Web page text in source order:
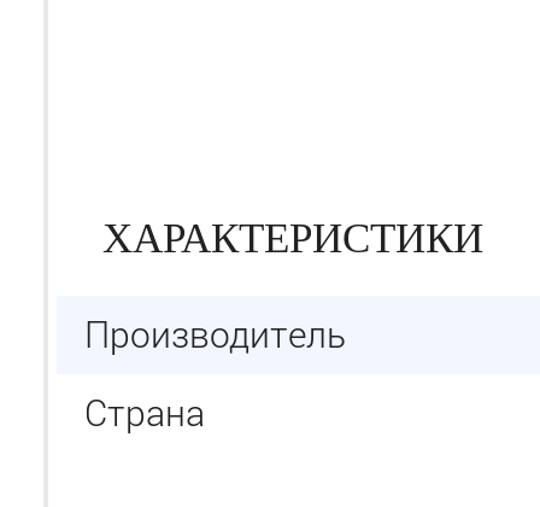
ХАРАКТЕРИСТИКИ
Производитель
Страна